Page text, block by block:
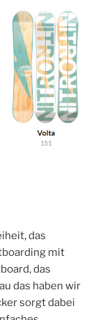
das
mit
das
das haben wir
sorgt dabei